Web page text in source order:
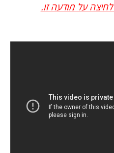
על מודעה זו.